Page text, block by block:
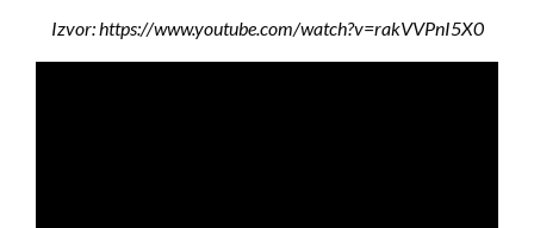
Izvor: https://www.youtube.com/watch?v=rakVVPnI5X0